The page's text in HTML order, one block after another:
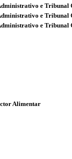
e
e
e
Alimentar